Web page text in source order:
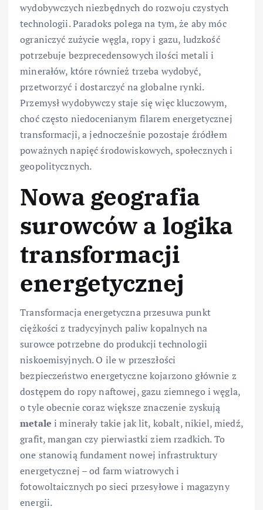
wydobywczych niezbędnych do rozwoju czystych
technologii. Paradoks polega na tym, że aby móc
ograniczyć zużycie węgla, ropy i gazu, ludzkość
potrzebuje bezprecedensowych ilości metali i
minerałów, które również trzeba wydobyć,
przetworzyć i dostarczyć na globalne rynki.
Przemysł wydobywczy staje się więc kluczowym,
choć często niedocenianym filarem energetycznej
transformacji, a jednocześnie pozostaje źródłem
poważnych napięć środowiskowych, społecznych i
geopolitycznych.
Nowa geografia
surowców a logika
transformacji
energetycznej
Transformacja energetyczna przesuwa punkt
ciężkości z tradycyjnych paliw kopalnych na
surowce potrzebne do produkcji technologii
niskoemisyjnych. O ile w przeszłości
bezpieczeństwo energetyczne kojarzono głównie z
dostępem do ropy naftowej, gazu ziemnego i węgla,
o tyle obecnie coraz większe znaczenie zyskują
metale i minerały takie jak lit, kobalt, nikiel, miedź,
grafit, mangan czy pierwiastki ziem rzadkich. To
one stanowią fundament nowej infrastruktury
energetycznej – od farm wiatrowych i
fotowoltaicznych po sieci przesyłowe i magazyny
energii.